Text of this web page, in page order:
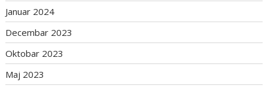
Januar 2024
Decembar 2023
Oktobar 2023
Maj 2023